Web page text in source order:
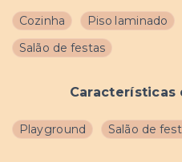
Cozinha Piso laminado
Salão de festas
Características
Playground Salão de